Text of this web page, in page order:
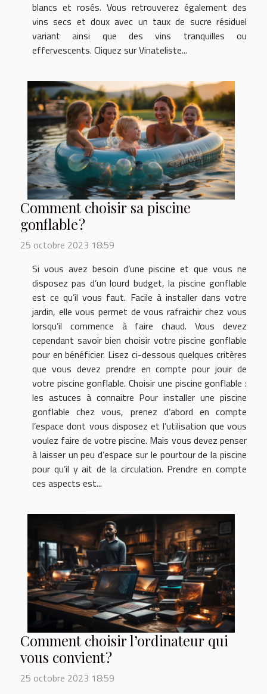
blancs et rosés. Vous retrouverez également des
vins secs et doux avec un taux de sucre résiduel
variant ainsi que des vins tranquilles ou
effervescents. Cliquez sur Vinateliste...
Comment choisir sa piscine
gonflable ?
25 octobre 2023 18:59
Si vous avez besoin d’une piscine et que vous ne
disposez pas d’un lourd budget, la piscine gonflable
est ce qu’il vous faut. Facile à installer dans votre
jardin, elle vous permet de vous rafraichir chez vous
lorsqu’il commence à faire chaud. Vous devez
cependant savoir bien choisir votre piscine gonflable
pour en bénéficier. Lisez ci-dessous quelques critères
que vous devez prendre en compte pour jouir de
votre piscine gonflable. Choisir une piscine gonflable :
les astuces à connaitre Pour installer une piscine
gonflable chez vous, prenez d’abord en compte
l’espace dont vous disposez et l’utilisation que vous
voulez faire de votre piscine. Mais vous devez penser
à laisser un peu d’espace sur le pourtour de la piscine
pour qu’il y ait de la circulation. Prendre en compte
ces aspects est...
Comment choisir l’ordinateur qui
vous convient ?
25 octobre 2023 18:59